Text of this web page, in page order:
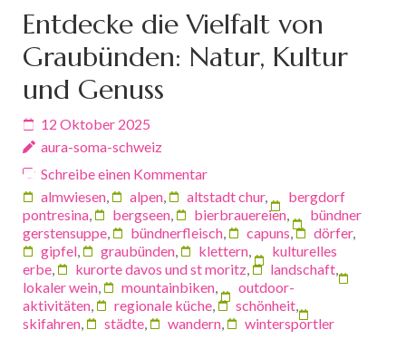
Entdecke die Vielfalt von
Graubünden: Natur, Kultur
und Genuss
12 Oktober 2025
aura-soma-schweiz
Schreibe einen Kommentar
almwiesen, alpen, altstadt chur,
bergdorf
pontresina, bergseen, bierbrauereien,
bündner
gerstensuppe, bündnerfleisch, capuns, dörfer,
gipfel, graubünden, klettern,
kulturelles
erbe, kurorte davos und st moritz, landschaft,
lokaler wein, mountainbiken,
outdoor-
aktivitäten, regionale küche, schönheit,
skifahren, städte, wandern, wintersportler